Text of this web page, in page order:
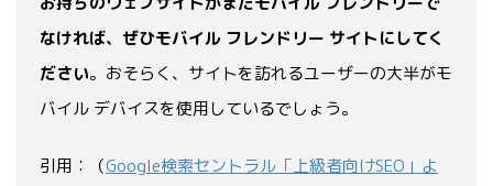
なければ、ぜひモバイル フレンドリー サイトにしてく
ださい。おそらく、サイトを訪れるユーザーの大半がモ
バイル デバイスを使用しているでしょう。
引用：（Google検索セントラル「上級者向けSEO」よ